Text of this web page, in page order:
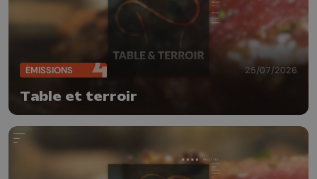
ÉMISSIONS 25/07/2026
Table et terroir